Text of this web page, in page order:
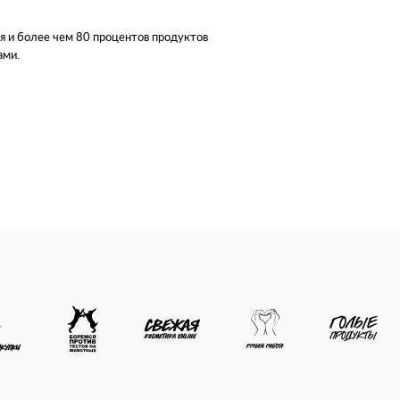
и более чем 80 процентов продуктов
в мире ежегодно гибнет 8